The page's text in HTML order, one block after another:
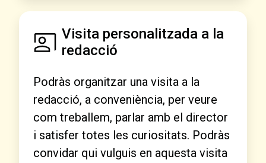
Visita personalitzada a la
redacció
Podràs organitzar una visita a la
redacció, a conveniència, per veure
com treballem, parlar amb el director
i satisfer totes les curiositats. Podràs
convidar qui vulguis en aquesta visita